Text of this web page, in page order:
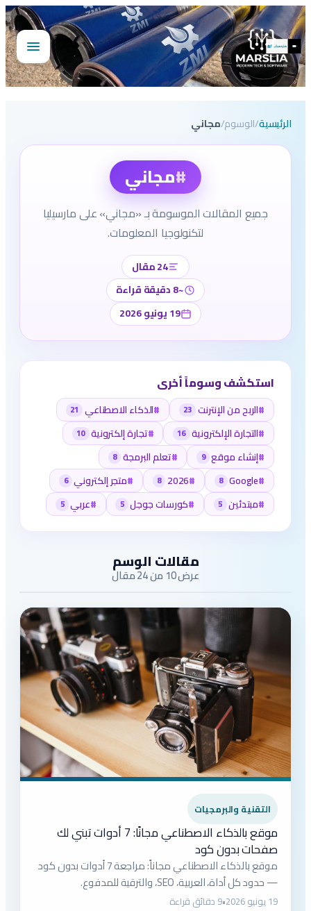
تخطى
إلى
المحتوى فتح
الرئيسية/الوسوم/مجاني
#مجاني
جميع المقالات الموسومة بـ «مجاني» على مارسيليا
لتكنولوجيا المعلومات.
24 مقال
~8 دقيقة قراءة
19 يونيو 2026
استكشف وسوماً أخرى
#الربح من الإنترنت 23
#الذكاء الاصطناعي 21
#التجارة الإلكترونية 16
#تجارة إلكترونية 10
#إنشاء موقع 9
#تعلم البرمجة 8
#
Google
8
#
2026
8
#متجر إلكتروني 6
#مبتدئين 5
#كورسات جوجل 5
#عربي 5
مقالات الوسم
عرض 10 من 24 مقال
التقنية والبرمجيات
موقع بالذكاء الاصطناعي مجانًا: 7 أدوات تبني لك
صفحات بدون كود
موقع بالذكاء الاصطناعي مجاناً: مراجعة 7 أدوات بدون كود
— حدود كل أداة، العربية، SEO، والترقية للمدفوع.
19 يونيو 2026 •9 دقائق قراءة